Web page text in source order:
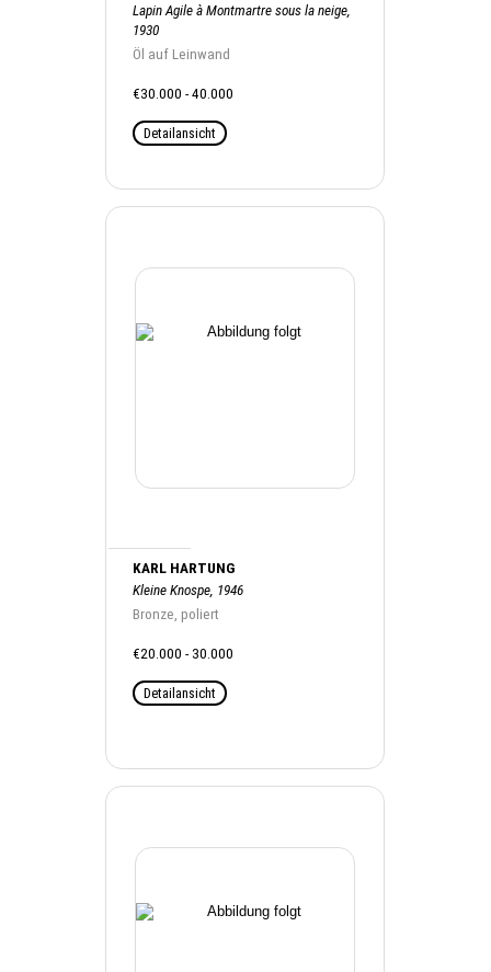
Lapin Agile à Montmartre sous la neige,
1930
Öl auf Leinwand
€30.000 - 40.000
Detailansicht
KARL HARTUNG
Kleine Knospe, 1946
Bronze, poliert
€20.000 - 30.000
Detailansicht